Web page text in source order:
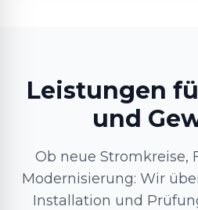
Leistungen
und
Ob neue Stromkreise,
Modernisierung: Wir
Installation und